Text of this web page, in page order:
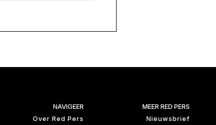
NAVIGEER
Over Red Pers
MEER RED PERS
Nieuwsbrief